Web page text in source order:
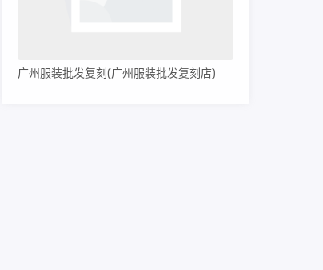
广州服装批发复刻(广州服装批发复刻店)